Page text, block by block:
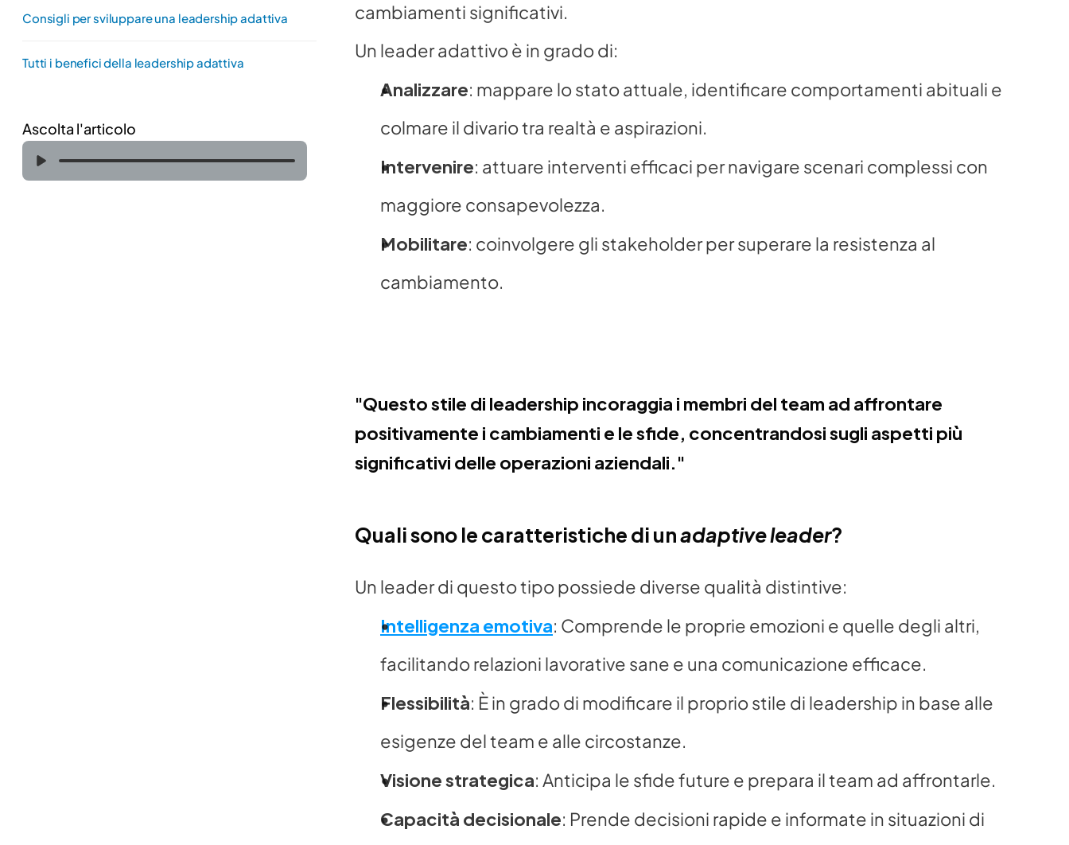
Consigli per sviluppare una leadership adattiva
Tutti i benefici della leadership adattiva
Ascolta l'articolo
cambiamenti significativi.
Un leader adattivo è in grado di:
Analizzare: mappare lo stato attuale, identificare comportamenti abituali e
colmare il divario tra realtà e aspirazioni.
Intervenire: attuare interventi efficaci per navigare scenari complessi con
maggiore consapevolezza.
Mobilitare: coinvolgere gli stakeholder per superare la resistenza al
cambiamento.
"Questo stile di leadership incoraggia i membri del team ad affrontare
positivamente i cambiamenti e le sfide, concentrandosi sugli aspetti più
significativi delle operazioni aziendali."
Quali sono le caratteristiche di un adaptive leader?
Un leader di questo tipo possiede diverse qualità distintive:
Intelligenza emotiva: Comprende le proprie emozioni e quelle degli altri,
facilitando relazioni lavorative sane e una comunicazione efficace.
Flessibilità: È in grado di modificare il proprio stile di leadership in base alle
esigenze del team e alle circostanze.
Visione strategica: Anticipa le sfide future e prepara il team ad affrontarle.
Capacità decisionale: Prende decisioni rapide e informate in situazioni di